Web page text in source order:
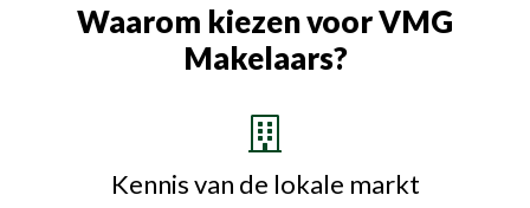
Waarom kiezen voor VMG
Makelaars?
Kennis van de lokale markt